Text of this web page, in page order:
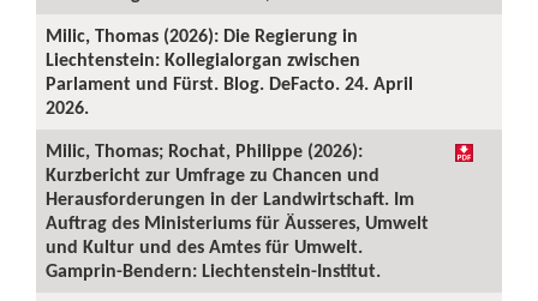
Milic, Thomas (2026): Die Regierung in
Liechtenstein: Kollegialorgan zwischen
Parlament und Fürst. Blog. DeFacto. 24. April
2026.
Milic, Thomas; Rochat, Philippe (2026):
Kurzbericht zur Umfrage zu Chancen und
Herausforderungen in der Landwirtschaft. Im
Auftrag des Ministeriums für Äusseres, Umwelt
und Kultur und des Amtes für Umwelt.
Gamprin-Bendern: Liechtenstein-Institut.